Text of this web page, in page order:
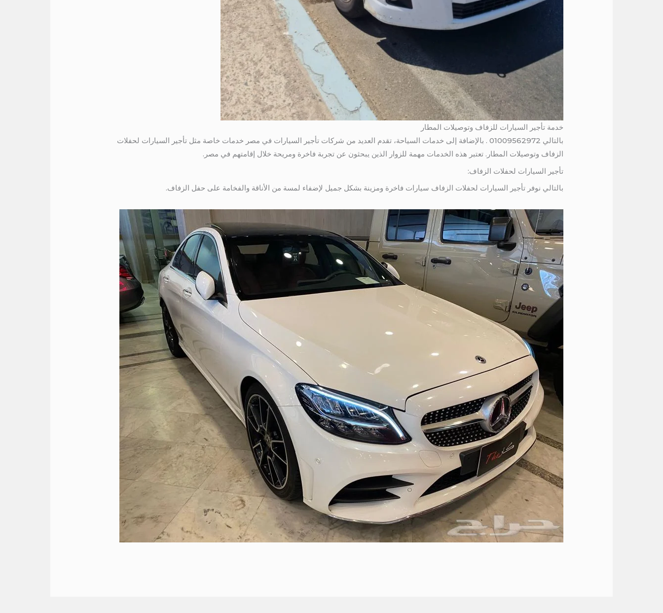
خدمة تأجير السيارات للزفاف وتوصيلات المطار
بالتالي 01009562972 . بالإضافة إلى خدمات السياحة، تقدم العديد من شركات تأجير السيارات في مصر خدمات خاصة مثل تأجير السيارات لحفلات
الزفاف وتوصيلات المطار. تعتبر هذه الخدمات مهمة للزوار الذين يبحثون عن تجربة فاخرة ومريحة خلال إقامتهم في مصر.
تأجير السيارات لحفلات الزفاف:
بالتالي نوفر تأجير السيارات لحفلات الزفاف سيارات فاخرة ومزينة بشكل جميل لإضفاء لمسة من الأناقة والفخامة على حفل الزفاف.